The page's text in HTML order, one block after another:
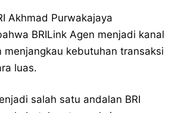
Akhmad Purwakajaya
BRILink Agen menjadi kanal
menjangkau kebutuhan transaksi
luas.
salah satu andalan BRI